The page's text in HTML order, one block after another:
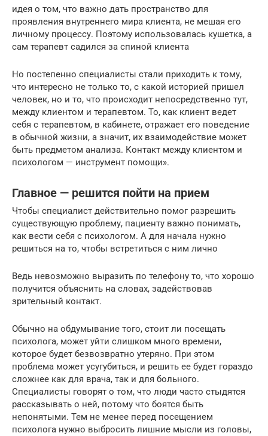
идея о том, что важно дать пространство для
проявления внутреннего мира клиента, не мешая его
личному процессу. Поэтому использовалась кушетка, а
сам терапевт садился за спиной клиента
Но постепенно специалисты стали приходить к тому,
что интересно не только то, с какой историей пришел
человек, но и то, что происходит непосредственно тут,
между клиентом и терапевтом. То, как клиент ведет
себя с терапевтом, в кабинете, отражает его поведение
в обычной жизни, а значит, их взаимодействие может
быть предметом анализа. Контакт между клиентом и
психологом — инструмент помощи».
Главное — решится пойти на прием
Чтобы специалист действительно помог разрешить
существующую проблему, пациенту важно понимать,
как вести себя с психологом. А для начала нужно
решиться на то, чтобы встретиться с ним лично
Ведь невозможно выразить по телефону то, что хорошо
получится объяснить на словах, задействовав
зрительный контакт.
Обычно на обдумывание того, стоит ли посещать
психолога, может уйти слишком много времени,
которое будет безвозвратно утеряно. При этом
проблема может усугубиться, и решить ее будет гораздо
сложнее как для врача, так и для больного.
Специалисты говорят о том, что люди часто стыдятся
рассказывать о ней, потому что боятся быть
непонятыми. Тем не менее перед посещением
психолога нужно выбросить лишние мысли из головы,